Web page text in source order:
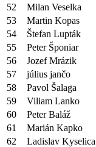
52
Milan Veselka
53
Martin Kopas
54
Štefan Lupták
55
Peter Šponiar
56
Jozef Mrázik
57
július jančo
58
Pavol Šalaga
59
Viliam Lanko
60
Peter Baláž
61
Marián Kapko
62
Ladislav Kyselica